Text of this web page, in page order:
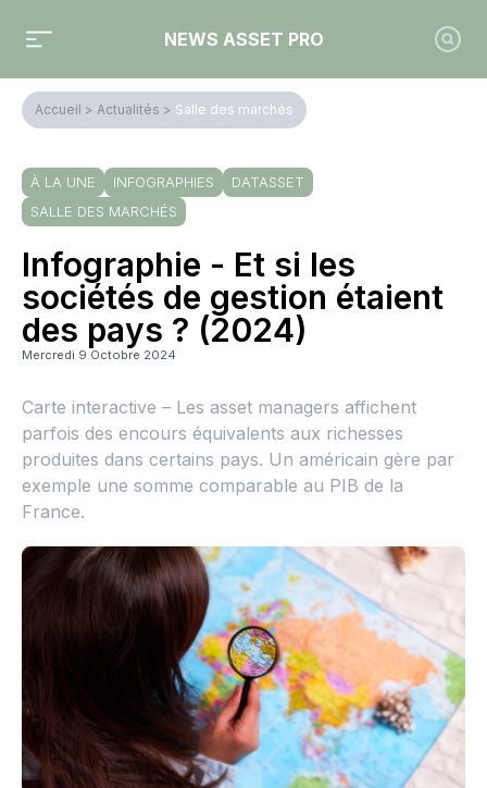
NEWS ASSET PRO
Accueil > Actualités > Salle des marchés
À LA UNE INFOGRAPHIES
DATASSET
SALLE DES MARCHÉS
Infographie - Et si les
sociétés de gestion étaient
des pays ? (2024)
Mercredi 9 Octobre 2024
Carte interactive – Les asset managers affichent
parfois des encours équivalents aux richesses
produites dans certains pays. Un américain gère par
exemple une somme comparable au PIB de la
France.